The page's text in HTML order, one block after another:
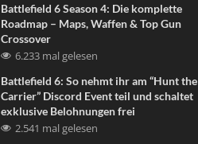
Battlefield 6 Season 4: Die komplette
Roadmap – Maps, Waffen & Top Gun
Crossover
6.233 mal gelesen
Battlefield 6: So nehmt ihr am “Hunt the
Carrier” Discord Event teil und schaltet
exklusive Belohnungen frei
2.541 mal gelesen